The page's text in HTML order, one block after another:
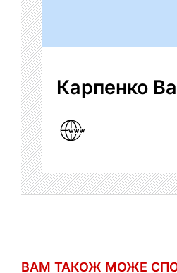
Карпенко
ВАМ ТАКОЖ МОЖЕ